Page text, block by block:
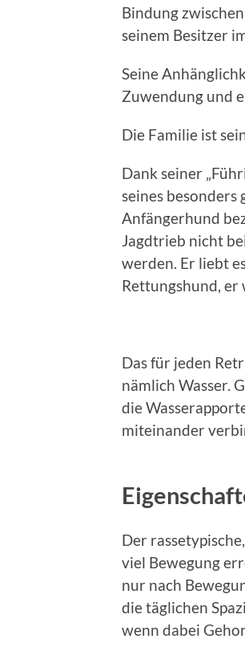
Bindung
seinem Besitzer
Seine
Zuwendung und
Die Familie ist
Dank seiner
seines
Anfängerhund
Jagdtrieb nicht
werden. Er liebt
Rettungshund, er
Das für jeden
nämlich Wasser.
die
miteinander
Der
viel Bewegung
nur nach
die täglichen
wenn dabei